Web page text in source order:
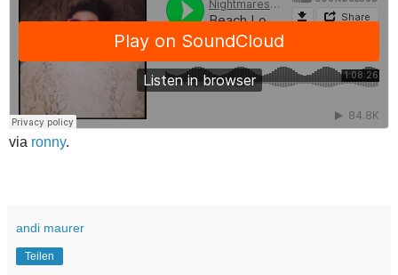
via ronny.
andi maurer
Teilen